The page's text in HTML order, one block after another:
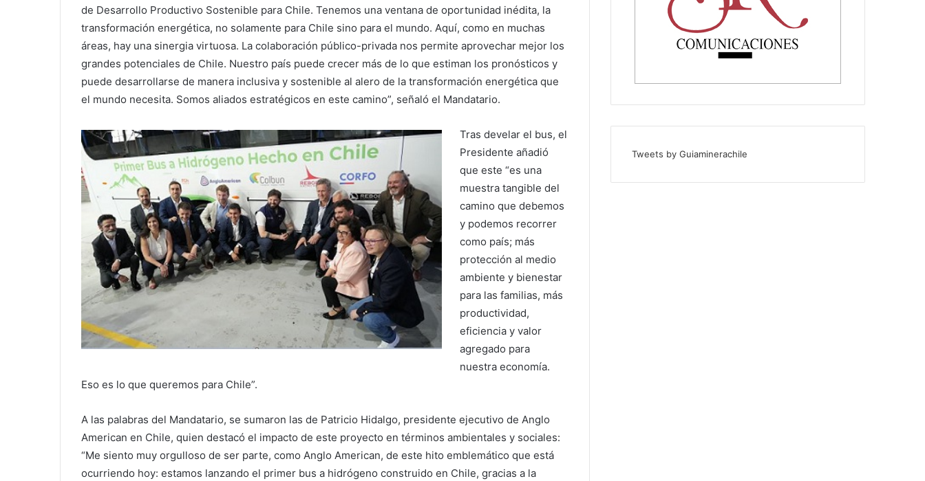
de Desarrollo Productivo Sostenible para Chile. Tenemos una ventana de oportunidad inédita, la
transformación energética, no solamente para Chile sino para el mundo. Aquí, como en muchas
áreas, hay una sinergia virtuosa. La colaboración público-privada nos permite aprovechar mejor los
grandes potenciales de Chile. Nuestro país puede crecer más de lo que estiman los pronósticos y
puede desarrollarse de manera inclusiva y sostenible al alero de la transformación energética que
el mundo necesita. Somos aliados estratégicos en este camino”, señaló el Mandatario.
Tras develar el bus, el
Presidente añadió
que este “es una
muestra tangible del
camino que debemos
y podemos recorrer
como país; más
protección al medio
ambiente y bienestar
para las familias, más
productividad,
eficiencia y valor
agregado para
nuestra economía.
Eso es lo que queremos para Chile”.
A las palabras del Mandatario, se sumaron las de Patricio Hidalgo, presidente ejecutivo de Anglo
American en Chile, quien destacó el impacto de este proyecto en términos ambientales y sociales:
“Me siento muy orgulloso de ser parte, como Anglo American, de este hito emblemático que está
ocurriendo hoy: estamos lanzando el primer bus a hidrógeno construido en Chile, gracias a la
Tweets by Guiaminerachile